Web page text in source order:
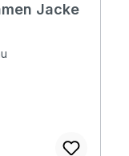
Jacke